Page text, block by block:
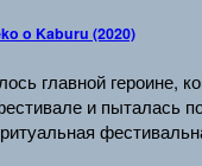
o Kaburu (2020)
главной героине,
и пыталась